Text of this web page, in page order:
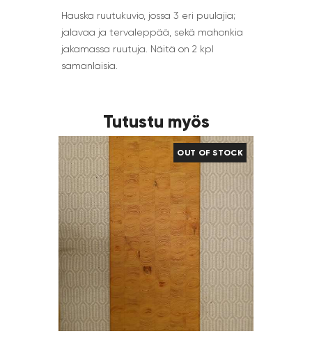
Hauska ruutukuvio, jossa 3 eri puulajia;
jalavaa ja tervaleppää, sekä mahonkia
jakamassa ruutuja. Näitä on 2 kpl
samanlaisia.
Tutustu myös
OUT OF STOCK